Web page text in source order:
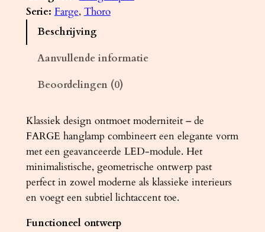
l
G
E
r
o
z
e
E
Serie: Farge, Thoro
Beschrijving
Aanvullende informatie
Beoordelingen (0)
Klassiek design ontmoet moderniteit – de
FARGE hanglamp combineert een elegante vorm
met een geavanceerde LED-module. Het
minimalistische, geometrische ontwerp past
perfect in zowel moderne als klassieke interieurs
en voegt een subtiel lichtaccent toe.
Functioneel ontwerp